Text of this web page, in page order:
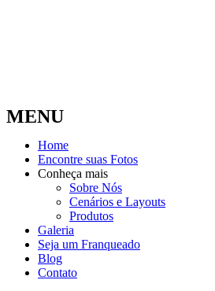
MENU
Home
Encontre suas Fotos
Conheça mais
Sobre Nós
Cenários e Layouts
Produtos
Galeria
Seja um Franqueado
Blog
Contato